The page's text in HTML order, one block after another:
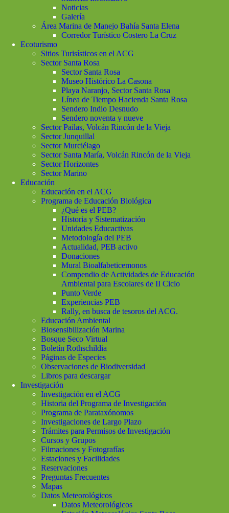
Noticias
Galería
Área Marina de Manejo Bahía Santa Elena
Corredor Turístico Costero La Cruz
Ecoturismo
Sitios Turisísticos en el ACG
Sector Santa Rosa
Sector Santa Rosa
Museo Histórico La Casona
Playa Naranjo, Sector Santa Rosa
Línea de Tiempo Hacienda Santa Rosa
Sendero Indio Desnudo
Sendero noventa y nueve
Sector Pailas, Volcán Rincón de la Vieja
Sector Junquillal
Sector Murciélago
Sector Santa María, Volcán Rincón de la Vieja
Sector Horizontes
Sector Marino
Educación
Educación en el ACG
Programa de Educación Biológica
¿Qué es el PEB?
Historia y Sistematización
Unidades Educactivas
Metodología del PEB
Actualidad, PEB activo
Donaciones
Mural Bioalfabeticemonos
Compendio de Actividades de Educación
Ambiental para Escolares de II Ciclo
Punto Verde
Experiencias PEB
Rally, en busca de tesoros del ACG.
Educación Ambiental
Biosensibilización Marina
Bosque Seco Virtual
Boletín Rothschildia
Páginas de Especies
Observaciones de Biodiversidad
Libros para descargar
Investigación
Investigación en el ACG
Historia del Programa de Investigación
Programa de Parataxónomos
Investigaciones de Largo Plazo
Trámites para Permisos de Investigación
Cursos y Grupos
Filmaciones y Fotografías
Estaciones y Facilidades
Reservaciones
Preguntas Frecuentes
Mapas
Datos Meteorológicos
Datos Meteorológicos